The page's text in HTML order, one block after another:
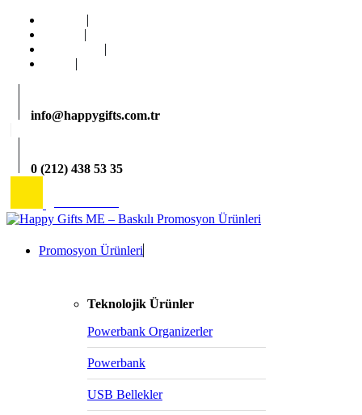
info@happygifts.com.tr
0 (212) 438 53 35
Promosyon Ürünleri
Teknolojik Ürünler
Powerbank Organizerler
Powerbank
USB Bellekler